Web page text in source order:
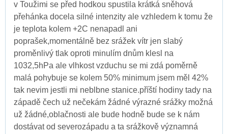
v Toužimi se před hodkou spustila krátká sněhová
přehánka docela silné intenzity ale vzhledem k tomu že
je teplota kolem +2C nenapadl ani
poprašek,momentálně bez srážek vítr jen slabý
proměnlivý tlak oproti minulím dnům klesl na
1032,5hPa ale vlhkost vzduchu se mi zdá poměrně
malá pohybuje se kolem 50% minimum jsem měl 42%
tak nevim jestli mi neblbne stanice.příští hodiny tady na
západě čech už nečekám žádné výrazné srážky možná
už žádné,oblačnosti ale bude hodně bude se k nám
dostávat od severozápadu a ta srážkově významná